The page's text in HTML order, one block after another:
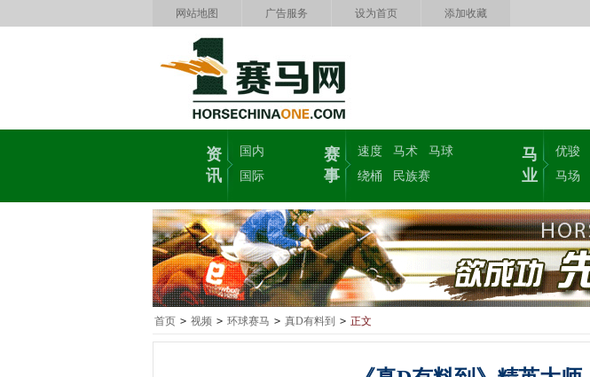
网站地图 广告服务 设为首页 添加收藏
资
讯
国内
国际
赛
事
速度 马术
马球
绕桶
民族赛
马
业
优骏
马场
首页 > 视频 > 环球赛马 > 真D有料到 > 正文